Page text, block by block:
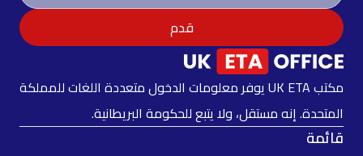
قدم
مكتب UK ETA يوفر معلومات الدخول متعددة اللغات للمملكة
المتحدة. إنه مستقل، ولا يتبع للحكومة البريطانية.
قائمة